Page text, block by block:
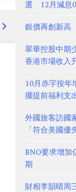
選 12月減息
銀價再創新
翠華控股中
香港市場收入
10月赤字按年
擺提前福利支
外國旅客訪國
「符合美國優
BNO要求增加
期
財相李韻晴周